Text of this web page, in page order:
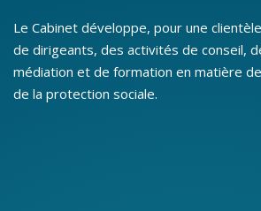
Le Cabinet développe, pour une
de dirigeants, des activités de conseil,
médiation et de formation en matière
de la protection sociale.